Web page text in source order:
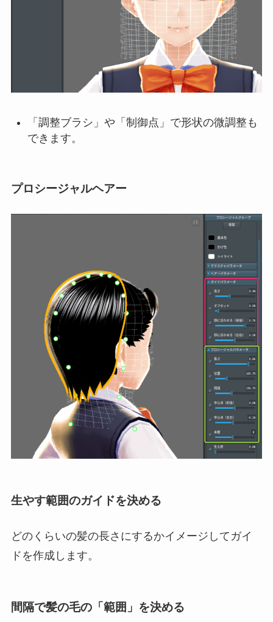
「調整ブラシ」や「制御点」で形状の微調整も
できます。
プロシージャルヘアー
生やす範囲のガイドを決める
どのくらいの髪の長さにするかイメージしてガイ
ドを作成します。
間隔で髪の毛の「範囲」を決める